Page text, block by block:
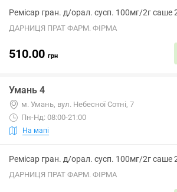
Ремісар гран. д/орал. сусп. 100мг/2г саше
ДАРНИЦЯ ПРАТ ФАРМ. ФІРМА
510.00 грн
Умань 4
м. Умань, вул. Небесної Сотні, 7
Пн-Нд: 08:00-21:00
На мапі
Ремісар гран. д/орал. сусп. 100мг/2г саше
ДАРНИЦЯ ПРАТ ФАРМ. ФІРМА